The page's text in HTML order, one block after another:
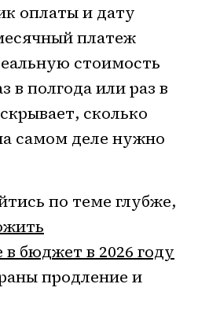
оплаты и дату
платеж
стоимость
в полгода или раз в
сколько
самом деле нужно
по теме глубже,
в бюджет в 2026 году
продление и